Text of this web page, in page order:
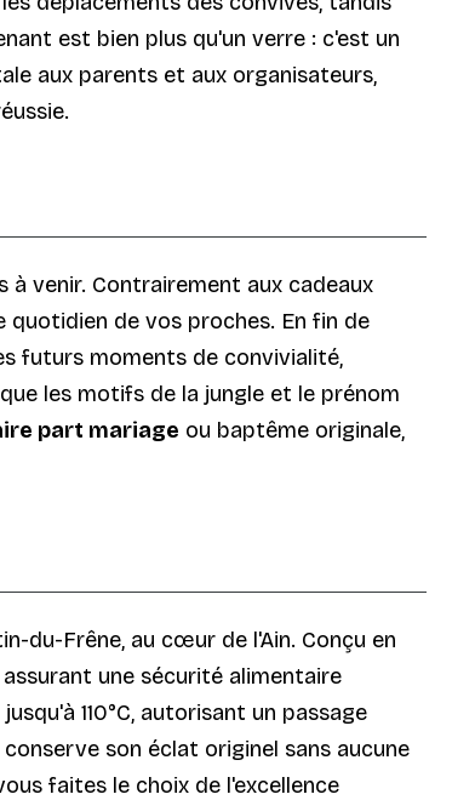
est bien plus qu'un verre : c'est un
aux parents et aux organisateurs,
venir. Contrairement aux cadeaux
quotidien de vos proches. En fin de
futurs moments de convivialité,
les motifs de la jungle et le prénom
part mariage ou baptême originale,
du-Frêne, au cœur de l'Ain. Conçu en
une sécurité alimentaire
110°C, autorisant un passage
son éclat originel sans aucune
faites le choix de l'excellence